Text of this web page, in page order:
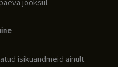
jooksul.
isikuandmeid ainult